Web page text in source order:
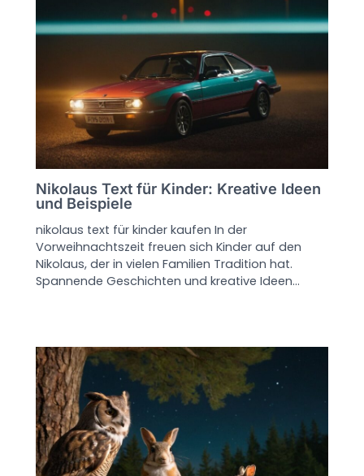
Nikolaus Text für Kinder: Kreative Ideen
und Beispiele
nikolaus text für kinder kaufen In der
Vorweihnachtszeit freuen sich Kinder auf den
Nikolaus, der in vielen Familien Tradition hat.
Spannende Geschichten und kreative Ideen…